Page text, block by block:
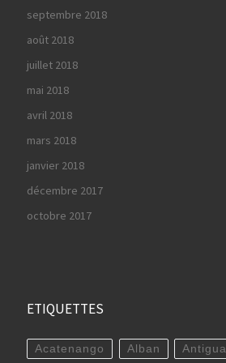
septembre 2018
août 2018
juillet 2018
mai 2018
avril 2018
mars 2018
janvier 2018
décembre 2017
octobre 2017
ETIQUETTES
Acatenango Alban Antigua